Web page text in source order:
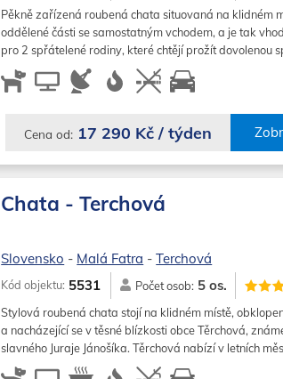
Pěkně zařízená roubená chata situovaná na klidném
oddělené části se samostatným vchodem, a je tak
pro 2 spřátelené rodiny, které chtějí prožít dovolenou
Cena od: 17 290 Kč / týden
Chata - Terchová
Slovensko - Malá Fatra -Terchová
Kód objektu: 5531 Počet osob: 5 os.
Stylová roubená chata stojí na klidném místě,
a nacházející se v těsné blízkosti obce Těrchová,
slavného Juraje Jánošíka. Těrchová nabízí v letních